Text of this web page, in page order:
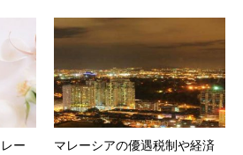
ー
マレーシアの優遇税制や経済